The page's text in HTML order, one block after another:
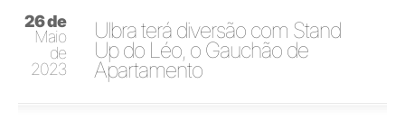
26 de
Maio
de
2023
Ulbra terá diversão com Stand
Up do Léo, o Gauchão de
Apartamento